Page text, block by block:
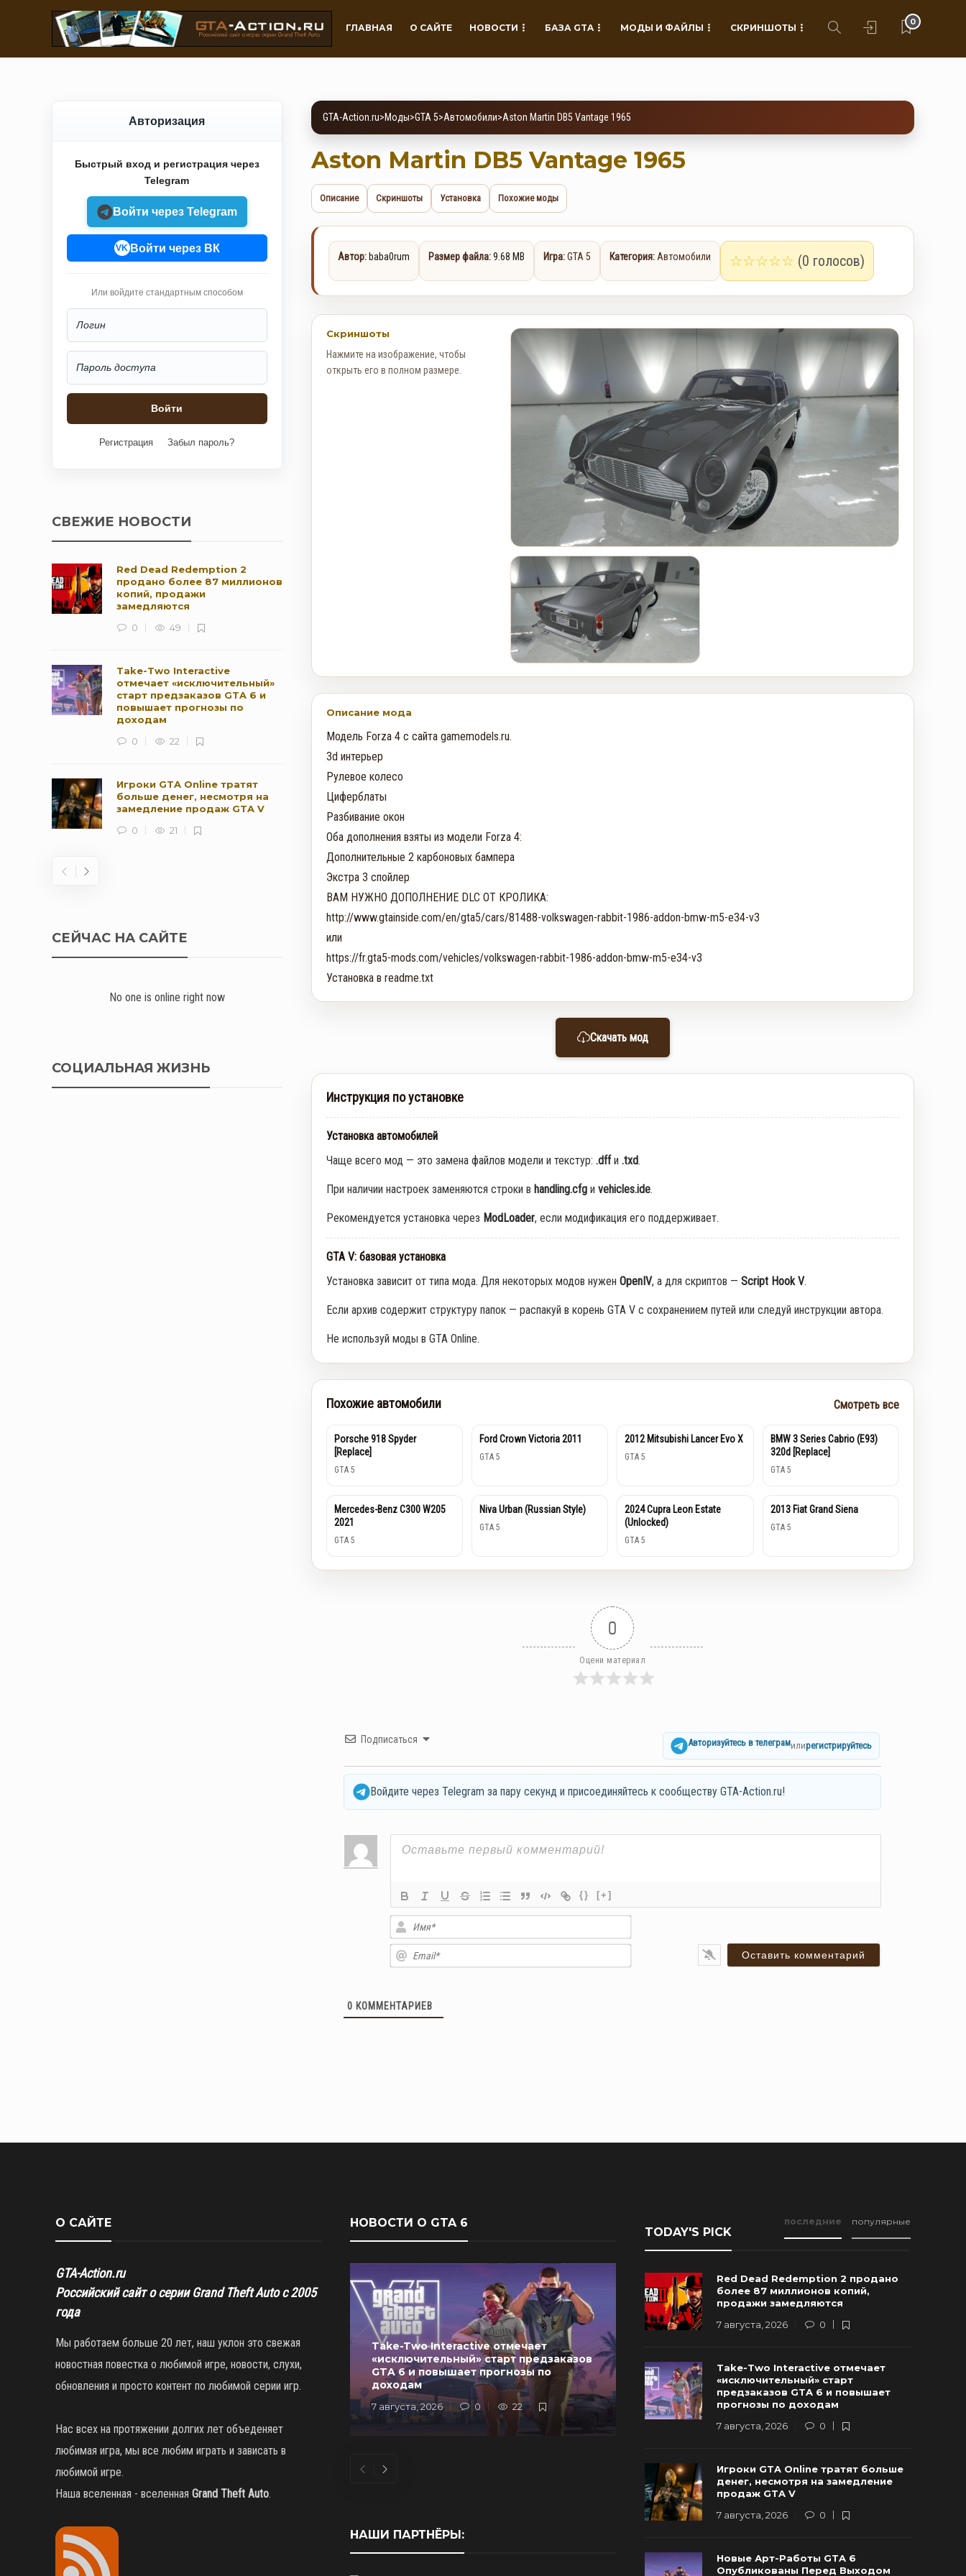
ГЛАВНАЯ О САЙТЕ НОВОСТИ БАЗА GTA МОДЫ И ФАЙЛЫ СКРИНШОТЫ
0
Авторизация
Быстрый вход и регистрация через
Telegram
Войти через Telegram
VK Войти через ВК
Или войдите стандартным способом
Регистрация Забыл пароль?
СВЕЖИЕ НОВОСТИ
Red Dead Redemption 2
продано более 87 миллионов
копий, продажи
замедляются
0
49
Take-Two Interactive
отмечает «исключительный»
старт предзаказов GTA 6 и
повышает прогнозы по
доходам
0
22
Игроки GTA Online тратят
больше денег, несмотря на
замедление продаж GTA V
0
21
Rockstar и Netflix представят
Online: Летний ограбление (6–
12 августа)
0
СЕЙЧАС НА САЙТЕ
No one is online right now
СОЦИАЛЬНАЯ ЖИЗНЬ
GTA-Action.ru>Моды>GTA 5>Автомобили>Aston Martin DB5 Vantage 1965
Aston Martin DB5 Vantage 1965
Описание Скриншоты Установка Похожие моды
Автор:baba0rum Размер файла:9.68 MB Игра:GTA 5 Категория: Автомобили ☆☆☆☆☆ (0 голосов)
Скриншоты
Нажмите на изображение, чтобы
открыть его в полном размере.
Описание мода
Модель Forza 4 с сайта gamemodels.ru.
3d интерьер
Рулевое колесо
Циферблаты
Разбивание окон
Оба дополнения взяты из модели Forza 4:
Дополнительные 2 карбоновых бампера
Экстра 3 спойлер
ВАМ НУЖНО ДОПОЛНЕНИЕ DLC ОТ КРОЛИКА:
http://www.gtainside.com/en/gta5/cars/81488-volkswagen-rabbit-1986-addon-bmw-m5-e34-v3
или
https://fr.gta5-mods.com/vehicles/volkswagen-rabbit-1986-addon-bmw-m5-e34-v3
Установка в readme.txt
Скачать мод
Инструкция по установке
Установка автомобилей
Чаще всего мод — это замена файлов модели и текстур: .dffи .txd.
При наличии настроек заменяются строки в handling.cfgи vehicles.ide.
Рекомендуется установка через ModLoader, если модификация его поддерживает.
GTA V: базовая установка
Установка зависит от типа мода. Для некоторых модов нужен OpenIV, а для скриптов — Script Hook V.
Если архив содержит структуру папок — распакуй в корень GTA V с сохранением путей или следуй инструкции автора.
Не используй моды в GTA Online.
Похожие автомобили Смотреть все
Porsche 918 Spyder
[Replace]
GTA 5
Ford Crown Victoria 2011
GTA 5
2012 Mitsubishi Lancer Evo X
GTA 5
BMW 3 Series Cabrio (E93)
320d [Replace]
GTA 5
Mercedes-Benz C300 W205
2021
GTA 5
Niva Urban (Russian Style)
GTA 5
2024 Cupra Leon Estate
(Unlocked)
GTA 5
2013 Fiat Grand Siena
GTA 5
0
Оцени материал
Подписаться Авторизуйтесь в телеграмилирегистрируйтесь
Войдите через Telegram за пару секунд и присоединяйтесь к сообществу GTA-Action.ru!
{} [+]
Имя*
Email*
0 КОММЕНТАРИЕВ
О САЙТЕ
GTA-Action.ru
Российский сайт о серии Grand Theft Auto с 2005
года
Мы работаем больше 20 лет, наш уклон это свежая
новостная повестка о любимой игре, новости, слухи,
обновления и просто контент по любимой серии игр.
Нас всех на протяжении долгих лет объеденяет
любимая игра, мы все любим играть и зависать в
любимой игре.
Наша вселенная - вселенная Grand Theft Auto.
НОВОСТИ О GTA 6
Take-Two Interactive отмечает
«исключительный» старт предзаказов
GTA 6 и повышает прогнозы по
доходам
7 августа, 2026 0 22
Новые Арт-Работы GTA 6
Опубликованы Перед Выходом
Трейлера №3
6 августа, 2026 0 90
НАШИ ПАРТНЁРЫ:
TODAY'S PICK
последние популярные
Red Dead Redemption 2 продано
более 87 миллионов копий,
продажи замедляются
7 августа, 2026
0
Take-Two Interactive отмечает
«исключительный» старт
предзаказов GTA 6 и повышает
прогнозы по доходам
7 августа, 2026
0
Игроки GTA Online тратят больше
денег, несмотря на замедление
продаж GTA V
7 августа, 2026
0
Новые Арт-Работы GTA 6
Опубликованы Перед Выходом